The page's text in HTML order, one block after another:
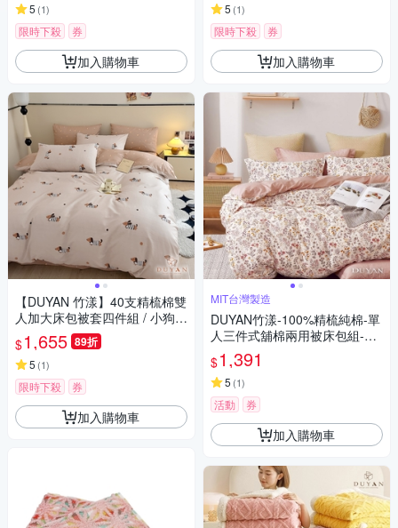
5 (1)
限時下殺 券
加入購物車
【DUYAN 竹漾】40支精梳棉雙
人加大床包被套四件組 / 小狗威
利 台灣製
$1,655 89折
5 (1)
限時下殺 券
加入購物車
5 (1)
限時下殺 券
加入購物車
MIT台灣製造
DUYAN竹漾-100%精梳純棉-單
人三件式舖棉兩用被床包組-日
和花雨 台灣製
$1,391
5 (1)
活動 券
加入購物車